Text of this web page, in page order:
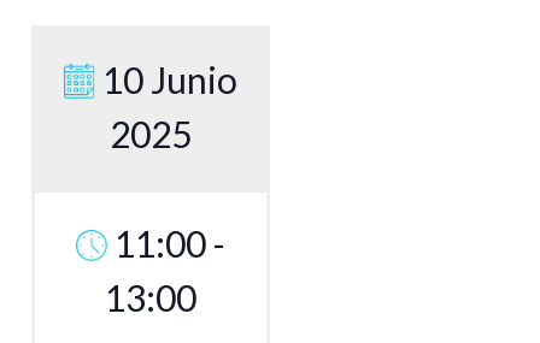
10 Junio
2025
11:00 -
13:00